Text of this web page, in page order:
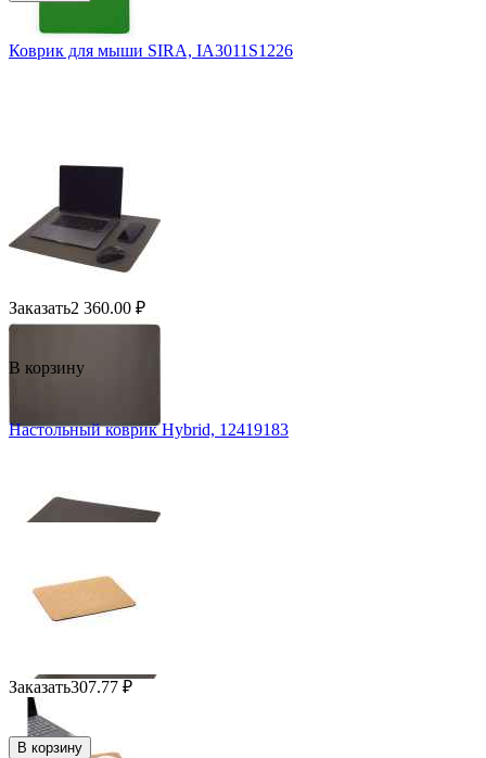
Коврик для мыши SIRA, IA3011S1226
Заказать2 360.00 ₽
В корзину
Настольный коврик Hybrid, 12419183
Заказать307.77 ₽
В корзину